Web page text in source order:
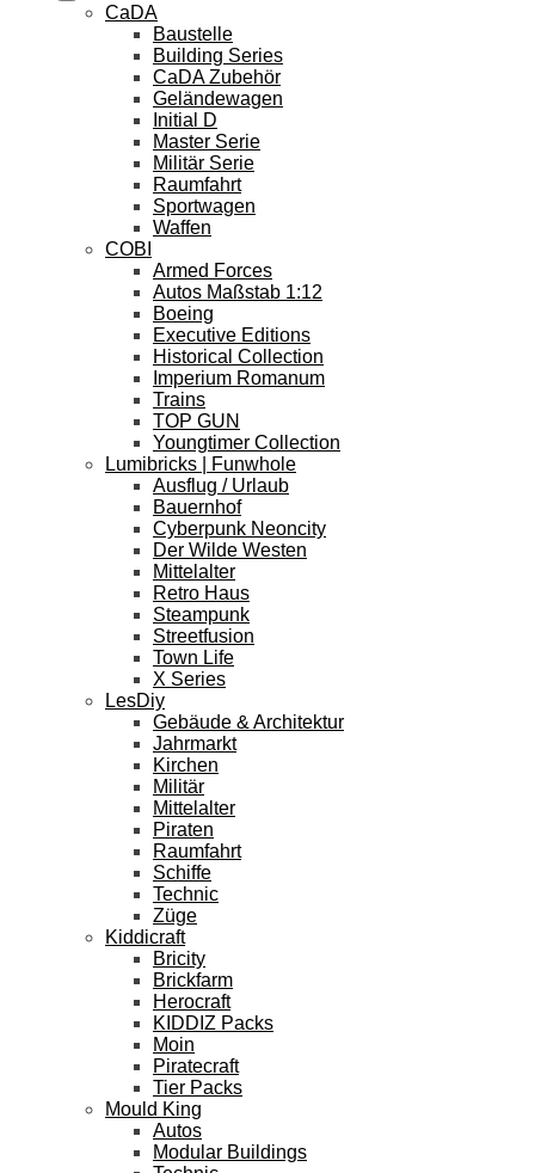
CaDA
Baustelle
Building Series
CaDA Zubehör
Geländewagen
Initial D
Master Serie
Militär Serie
Raumfahrt
Sportwagen
Waffen
COBI
Armed Forces
Autos Maßstab 1:12
Boeing
Executive Editions
Historical Collection
Imperium Romanum
Trains
TOP GUN
Youngtimer Collection
Lumibricks | Funwhole
Ausflug / Urlaub
Bauernhof
Cyberpunk Neoncity
Der Wilde Westen
Mittelalter
Retro Haus
Steampunk
Streetfusion
Town Life
X Series
LesDiy
Gebäude & Architektur
Jahrmarkt
Kirchen
Militär
Mittelalter
Piraten
Raumfahrt
Schiffe
Technic
Züge
Kiddicraft
Bricity
Brickfarm
Herocraft
KIDDIZ Packs
Moin
Piratecraft
Tier Packs
Mould King
Autos
Modular Buildings